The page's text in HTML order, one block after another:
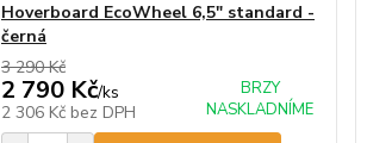
Hoverboard EcoWheel 6,5" standard -
černá
3 290 Kč
2 790 Kč/ks
2 306 Kč bez DPH
BRZY
NASKLADNÍME